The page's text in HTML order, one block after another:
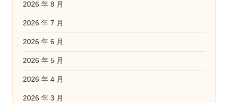
2026 年 8 月
2026 年 7 月
2026 年 6 月
2026 年 5 月
2026 年 4 月
2026 年 3 月